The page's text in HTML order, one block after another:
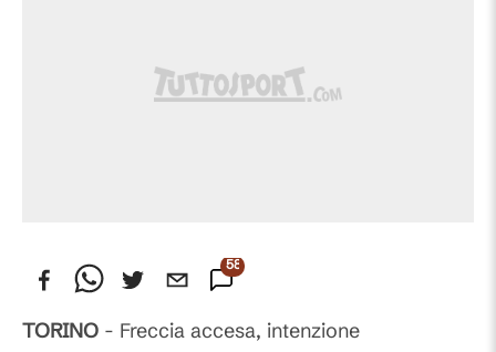
58
TORINO - Freccia accesa, intenzione